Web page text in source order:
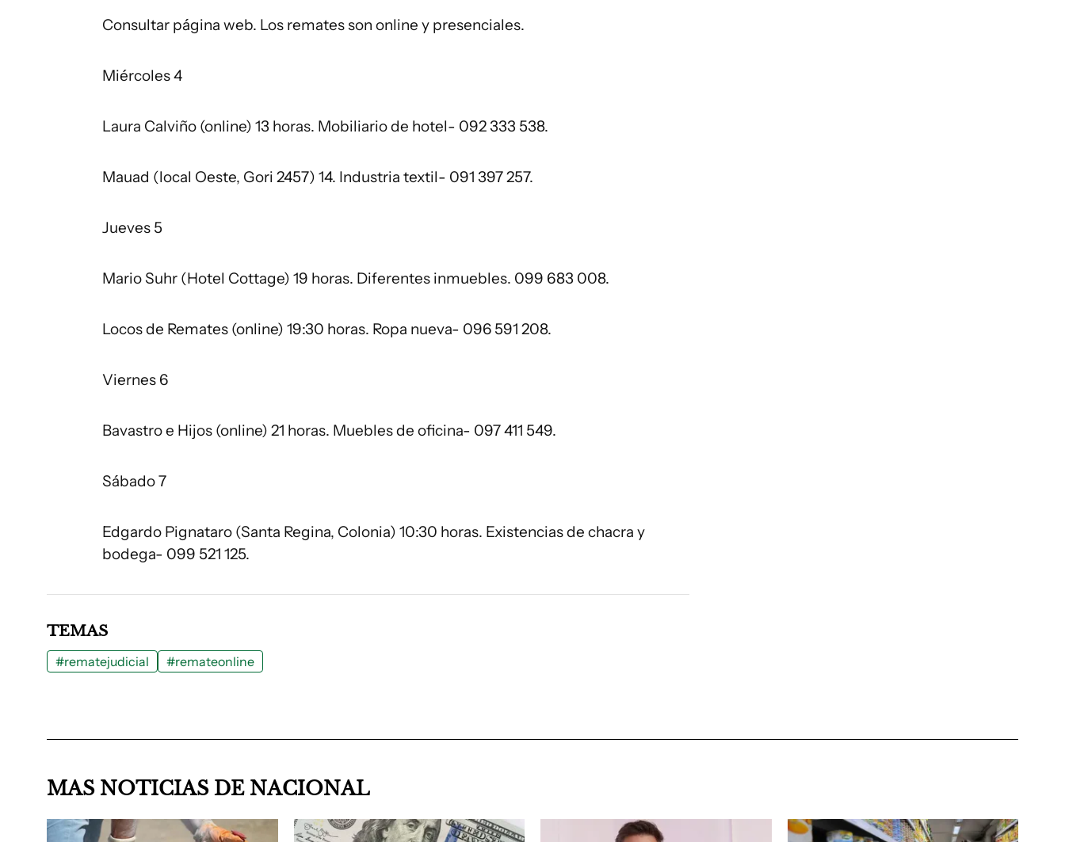
Consultar página web. Los remates son online y presenciales.
Miércoles 4
Laura Calviño (online) 13 horas. Mobiliario de hotel- 092 333 538.
Mauad (local Oeste, Gori 2457) 14. Industria textil- 091 397 257.
Jueves 5
Mario Suhr (Hotel Cottage) 19 horas. Diferentes inmuebles. 099 683 008.
Locos de Remates (online) 19:30 horas. Ropa nueva- 096 591 208.
Viernes 6
Bavastro e Hijos (online) 21 horas. Muebles de oficina- 097 411 549.
Sábado 7
Edgardo Pignataro (Santa Regina, Colonia) 10:30 horas. Existencias de chacra y
bodega- 099 521 125.
TEMAS
#rematejudicial #remateonline
MAS NOTICIAS DE NACIONAL